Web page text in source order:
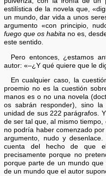
estilística de la novela que,
un mundo, dar vida a unos
argumento «con principio,
fuego que os habita no es,
este sentido.
Pero entonces, ¿estamos
autor: «–¿Y qué quiere que le
En cualquier caso, la
proemio no es la cuestión
manos es o no una novela
os sabrán responder), sino
unidad de sus 222 parágrafos.
de ser tal que, al mismo
no podría haber comenzado
argumento, nudo y
cuenta del hecho de que
precisamente porque no
porque parte de un mundo
de un mundo que el autor